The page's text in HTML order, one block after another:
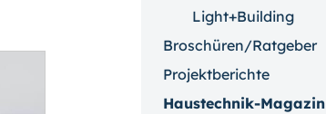
Light+Building
Broschüren/Ratgeber
Projektberichte
Haustechnik-Magazin